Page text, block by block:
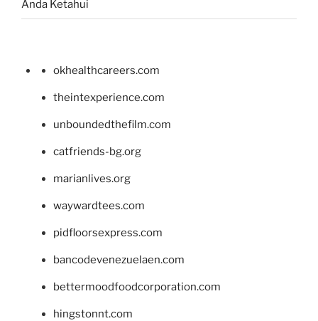
Anda Ketahui
okhealthcareers.com
theintexperience.com
unboundedthefilm.com
catfriends-bg.org
marianlives.org
waywardtees.com
pidfloorsexpress.com
bancodevenezuelaen.com
bettermoodfoodcorporation.com
hingstonnt.com